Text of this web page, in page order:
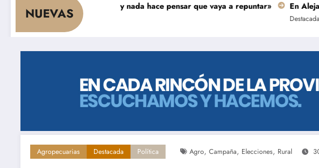
NUEVAS
cae el consumo y nada hace pensar que vaya a repuntar» En Alejandro, una
Agropecuarias Destacada Política Agro, Campaña, Elecciones, Rural